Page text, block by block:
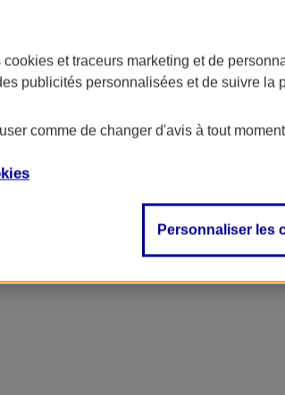
cookies et traceurs marketing et de
publicités personnalisées et de suivre la
comme de changer d'avis à tout
Personnaliser les